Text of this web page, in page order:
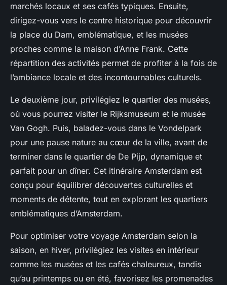
marchés locaux et ses cafés typiques. Ensuite,
dirigez-vous vers le centre historique pour découvrir
la place du Dam, emblématique, et les musées
proches comme la maison d’Anne Frank. Cette
répartition des activités permet de profiter à la fois de
l’ambiance locale et des incontournables culturels.
Le deuxième jour, privilégiez le quartier des musées,
où vous pourrez visiter le Rijksmuseum et le musée
Van Gogh. Puis, baladez-vous dans le Vondelpark
pour une pause nature au cœur de la ville, avant de
terminer dans le quartier de De Pijp, dynamique et
parfait pour un dîner. Cet itinéraire Amsterdam est
conçu pour équilibrer découvertes culturelles et
moments de détente, tout en explorant les quartiers
emblématiques d’Amsterdam.
Pour optimiser votre voyage Amsterdam selon la
saison, en hiver, privilégiez les visites en intérieur
comme les musées et les cafés chaleureux, tandis
qu’au printemps ou en été, favorisez les promenades